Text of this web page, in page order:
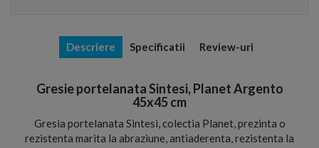
Descriere Specificatii Review-uri
Gresie portelanata Sintesi, Planet Argento
45x45 cm
Gresia portelanata Sintesi, colectia Planet, prezinta o
rezistenta marita la abraziune, antiaderenta, rezistenta la